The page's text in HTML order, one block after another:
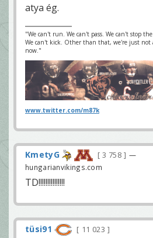
atya ég.
"We can't run. We can't pass. We can't stop
We can't kick. Other than that, we're just not
now."
www.twitter.com/m87k
KmetyG 3 758
—
hungarianvikings.com
TD!!!!!!!!!!!!!!!
tüsi91 11 023